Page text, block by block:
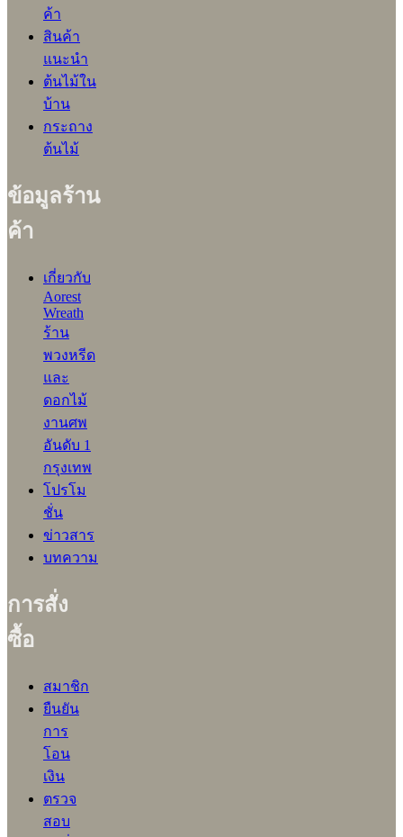
ค้า
สินค้า
แนะนำ
ต้นไม้ใน
บ้าน
กระถาง
ต้นไม้
ข้อมูลร้าน
ค้า
เกี่ยวกับ
Aorest
Wreath
ร้าน
พวงหรีด
และ
ดอกไม้
งานศพ
อันดับ 1
กรุงเทพ
โปรโม
ชั่น
ข่าวสาร
บทความ
การสั่ง
ซื้อ
สมาชิก
ยืนยัน
การ
โอน
เงิน
ตรวจ
สอบ